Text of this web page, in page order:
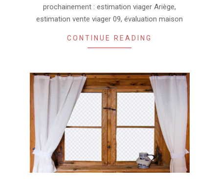
prochainement : estimation viager Ariège,
estimation vente viager 09, évaluation maison
CONTINUE READING